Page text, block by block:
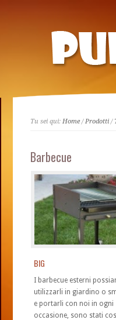
Tu sei qui: Home/Prodotti/
Barbecue
BIG
I barbecue esterni
utilizzarli in giardino o
e portarli con noi in ogni
occasione, sono stati